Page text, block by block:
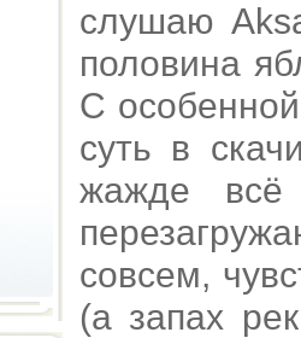
слушаю
половина
С
суть в
жажде
совсем,
(а запах